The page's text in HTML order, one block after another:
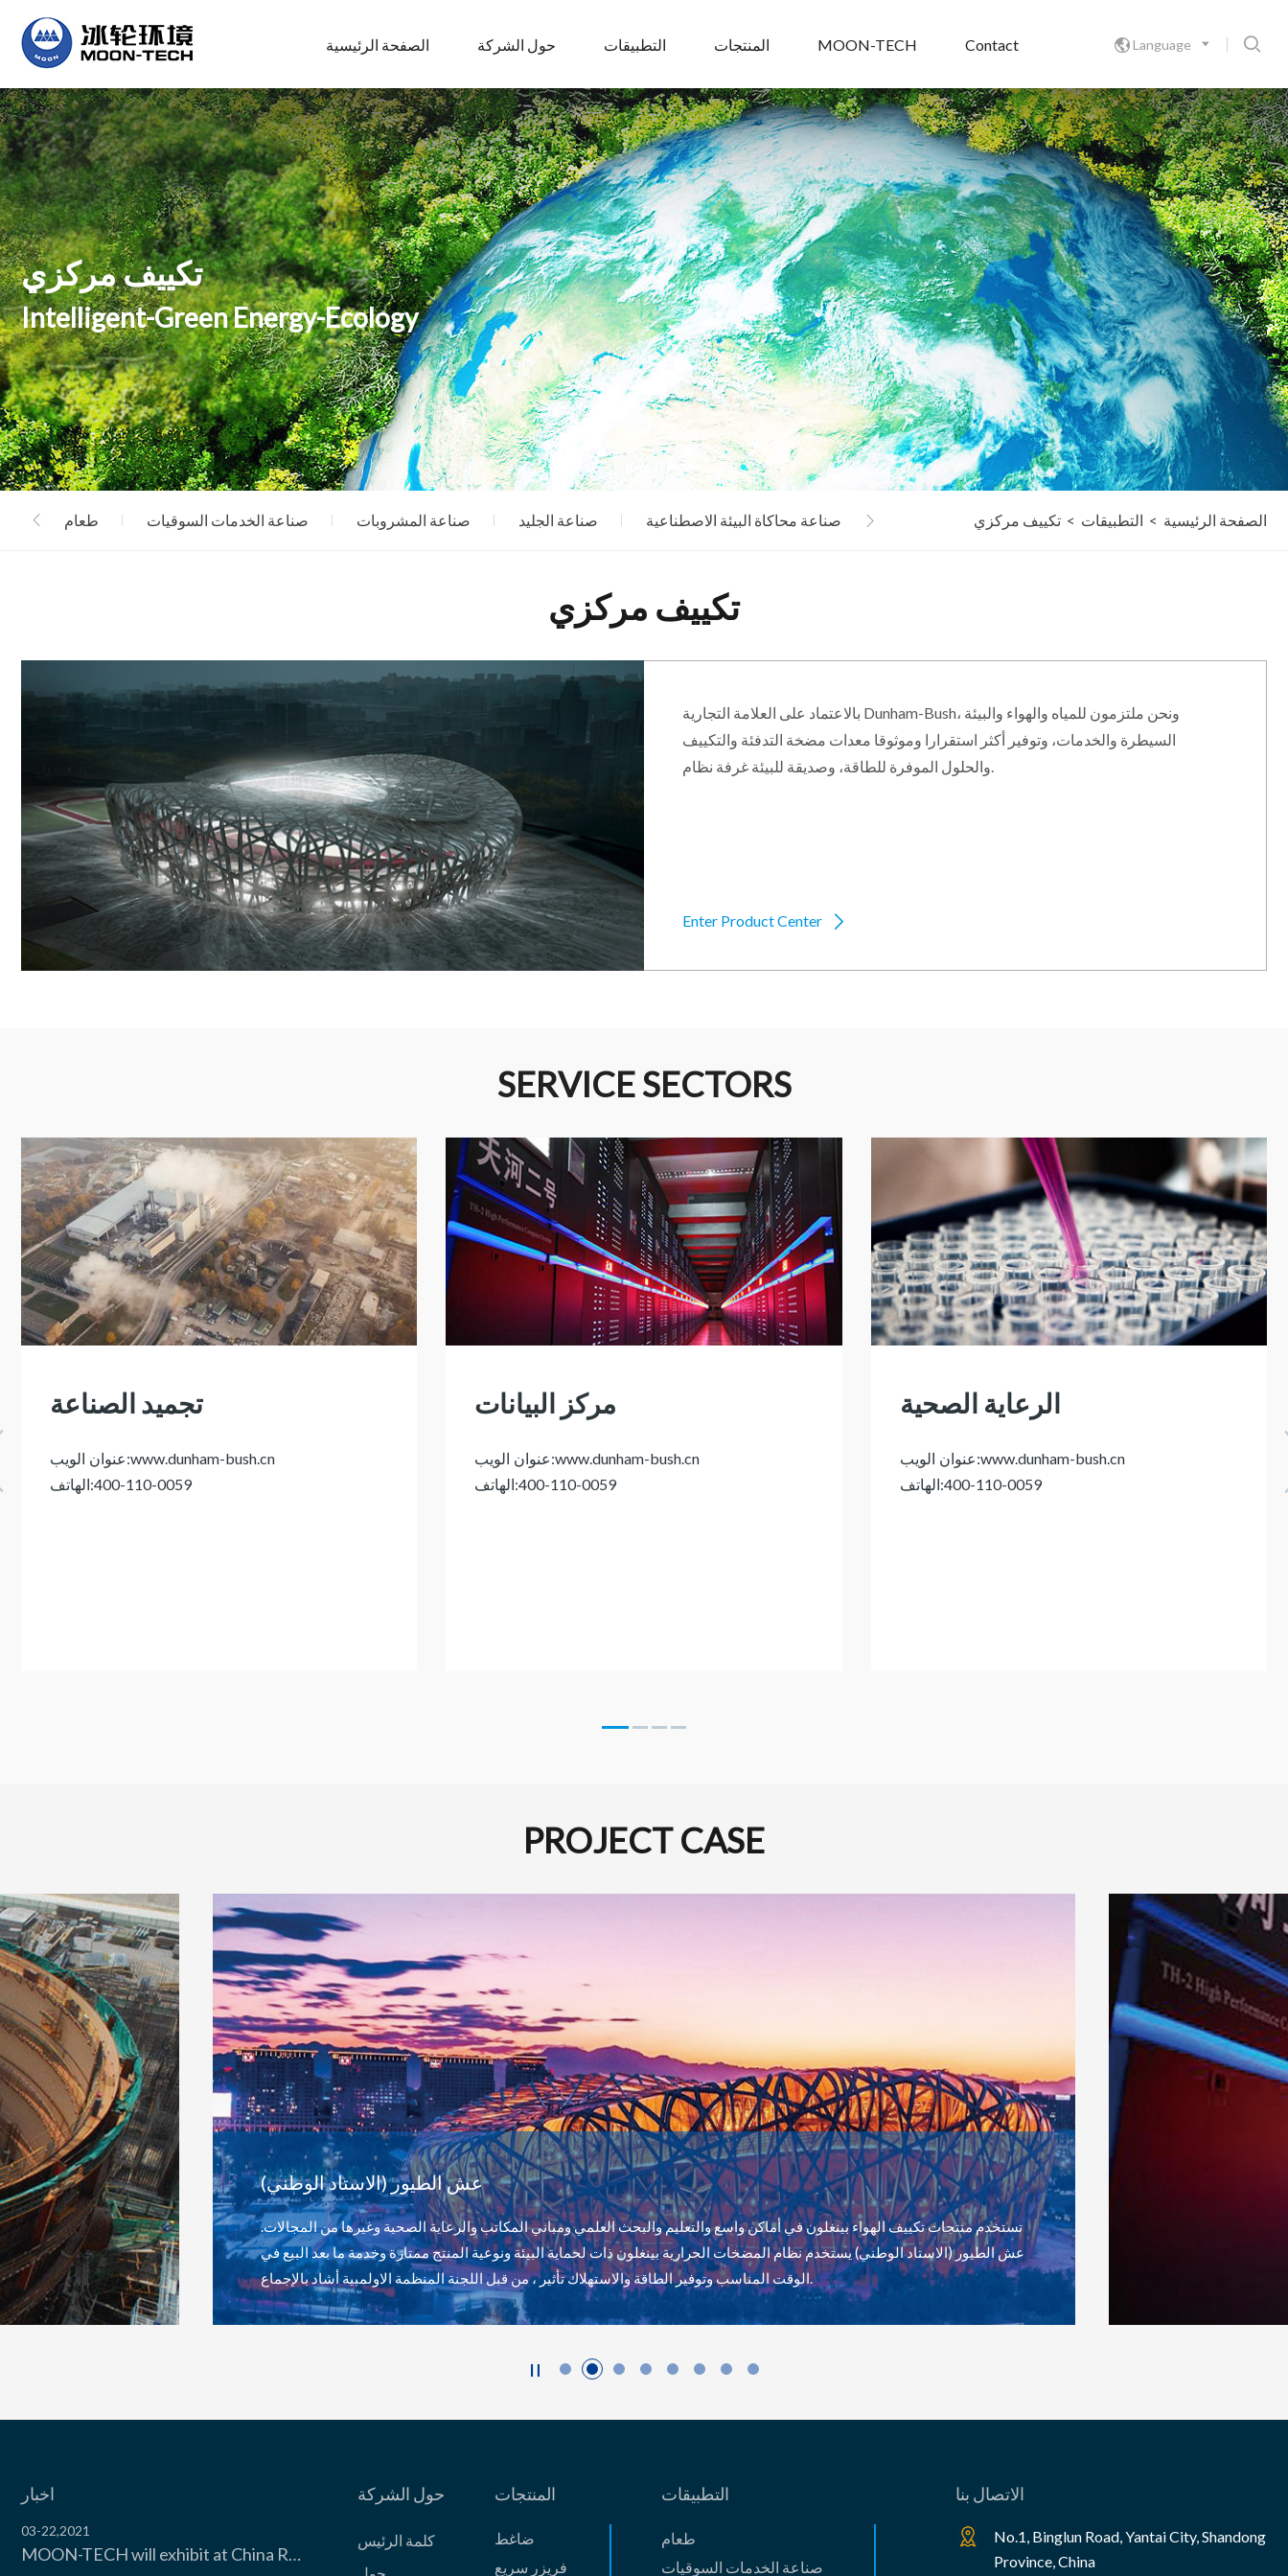

Language  الصفحة الرئيسية حول الشركة التطبيقات المنتجات MOON-TECH Contact
تكييف مركزي
Intelligent-Green Energy-Ecology
طعام صناعة الخدمات السوقيات صناعة المشروبات صناعة الجليد صناعة محاكاة البيئة الاصطناعية معدات الطاقة الكيميائية تكييف مركزي تدفئة   الصفحة الرئيسية > التطبيقات > تكييف مركزي
تكييف مركزي
بالاعتماد على العلامة التجارية Dunham-Bush، ونحن ملتزمون للمياه والهواء والبيئة
السيطرة والخدمات، وتوفير أكثر استقرارا وموثوقا معدات مضخة التدفئة والتكييف
والحلول الموفرة للطاقة، وصديقة للبيئة غرفة نظام.
Enter Product Center 
SERVICE SECTORS
تجميد الصناعة
عنوان الويب:www.dunham-bush.cn
الهاتف :400-110-0059
مركز البيانات
عنوان الويب:www.dunham-bush.cn
الهاتف :400-110-0059
الرعاية الصحية
عنوان الويب:www.dunham-bush.cn
الهاتف :400-110-0059
PROJECT CASE
تستخدم منتجات تكييف الهواء بينغلون في أماكن واسع
عش الطيور (الاستاد الوطني) يستخدم نظام المضخات الحرارية
الوقت المناسب وتوفير الطاقة والاستهلاك تأثير ، من قبل اللجنة المنظمة الاولمبية أشاد بالإجماع.
تيانهي الثاني
”تيانهي الثاني“ هو نظام كمبيوتر فائق طورته جامعة الدفاع الوطني للعلوم والتكنولوجيا، والذي يحتل المرتبة الأولى بين أجهزة الكمبيوتر
العملاقة في العالم، حيث تبلغ سرعة الحوسبة القصوى 549 مليون مرة في الثانية. تستهلك الآلة بأكملها 17808 كيلو واط وهي مجهزة
بنظام تبريد المياه بتوربينات الجليد، مما يقلل من استهلاك الطاقة إلى 24 ميجاوات.

اخبار
03-22,2021
MOON-TECH will exhibit at China Refrigeration Expo 2021
حول الشركة
كلمة الرئیس
المنتجات
ضاغط
فریزر سریع
التطبيقات
طعام
صناعة الخدمات السوقيات
الاتصال بنا
No.1, Binglun Road, Yantai City, Shandong
Province, China